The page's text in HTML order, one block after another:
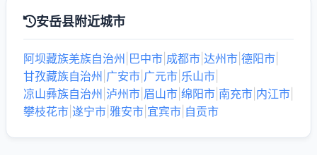
安岳县附近城市
阿坝藏族羌族自治州 巴中市 成都市 达州市 德阳市
甘孜藏族自治州 广安市 广元市 乐山市
凉山彝族自治州 泸州市 眉山市 绵阳市 南充市 内江市
攀枝花市 遂宁市 雅安市 宜宾市 自贡市